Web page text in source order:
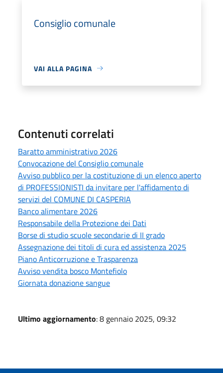
Consiglio comunale
VAI ALLA PAGINA
Contenuti correlati
Baratto amministrativo 2026
Convocazione del Consiglio comunale
Avviso pubblico per la costituzione di un elenco aperto
di PROFESSIONISTI da invitare per l'affidamento di
servizi del COMUNE DI CASPERIA
Banco alimentare 2026
Responsabile della Protezione dei Dati
Borse di studio scuole secondarie di II grado
Assegnazione dei titoli di cura ed assistenza 2025
Piano Anticorruzione e Trasparenza
Avviso vendita bosco Montefiolo
Giornata donazione sangue
Ultimo aggiornamento: 8 gennaio 2025, 09:32